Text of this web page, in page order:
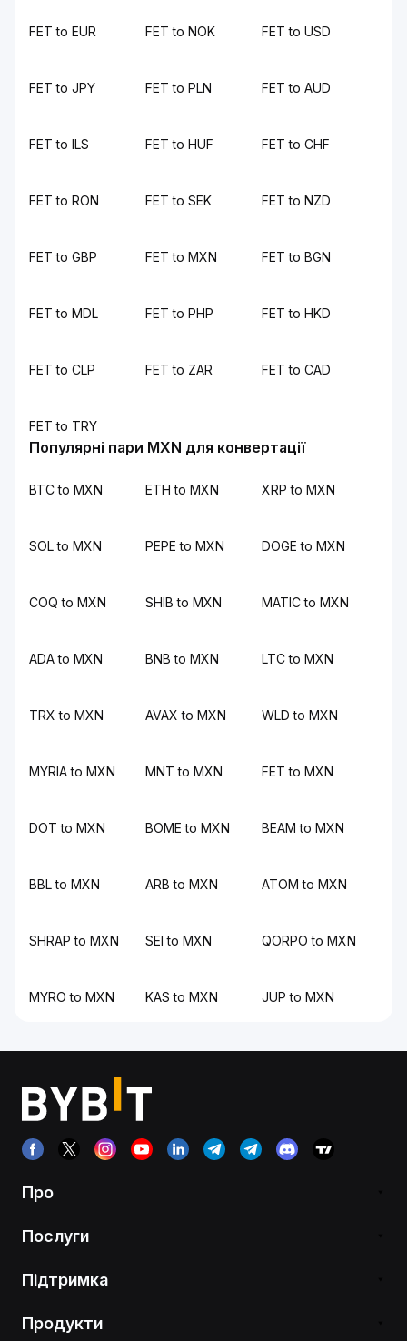
FET to EUR FET to NOK FET to USD
FET to JPY FET to PLN FET to AUD
FET to ILS FET to HUF FET to CHF
FET to RON FET to SEK FET to NZD
FET to GBP FET to MXN FET to BGN
FET to MDL FET to PHP FET to HKD
FET to CLP FET to ZAR FET to CAD
FET to TRY
Популярні пари MXN для конвертації
BTC to MXN ETH to MXN XRP to MXN
SOL to MXN PEPE to MXN DOGE to MXN
COQ to MXN SHIB to MXN MATIC to MXN
ADA to MXN BNB to MXN LTC to MXN
TRX to MXN AVAX to MXN WLD to MXN
MYRIA to MXN MNT to MXN FET to MXN
DOT to MXN BOME to MXN BEAM to MXN
BBL to MXN ARB to MXN ATOM to MXN
SHRAP to MXN SEI to MXN QORPO to MXN
MYRO to MXN KAS to MXN JUP to MXN
Про
Послуги
Підтримка
Продукти